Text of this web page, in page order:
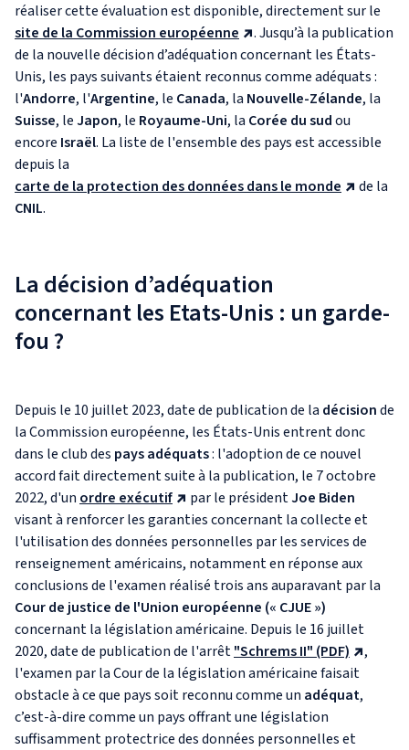
réaliser cette évaluation est disponible, directement sur le
site de la Commission européenne
. Jusqu’à la publication
de la nouvelle décision d’adéquation concernant les États-
Unis, les pays suivants étaient reconnus comme adéquats :
l'Andorre, l'Argentine, le Canada, la Nouvelle-Zélande, la
Suisse, leJapon, le Royaume-Uni, la Corée du sudou
encore Israël. La liste de l'ensemble des pays est accessible
depuis la
carte de la protection des données dans le monde
de la
CNIL.
La décision d’adéquation
concernant les Etats-Unis : un garde-
fou ?
Depuis le 10 juillet 2023, date de publication de la décisionde
la Commission européenne, les États-Unis entrent donc
dans le club des pays adéquats: l'adoption de ce nouvel
accord fait directement suite à la publication, le 7 octobre
2022, d'un ordre exécutif par le présidentJoe Biden
visant à renforcer les garanties concernant la collecte et
l'utilisation des données personnelles par les services de
renseignement américains, notamment en réponse aux
conclusions de l'examen réalisé trois ans auparavant par la
Cour de justice de l'Union européenne (« CJUE »)
concernant la législation américaine. Depuis le 16 juillet
2020, date de publication de l'arrêt"Schrems II" (PDF)
,
l'examen par la Cour de la législation américaine faisait
obstacle à ce que pays soit reconnu comme un adéquat,
c’est-à-dire comme un pays offrant une législation
suffisamment protectrice des données personnelles et